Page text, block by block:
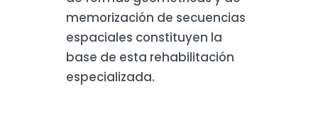
memorización de secuencias
espaciales constituyen la
base de esta rehabilitación
especializada.